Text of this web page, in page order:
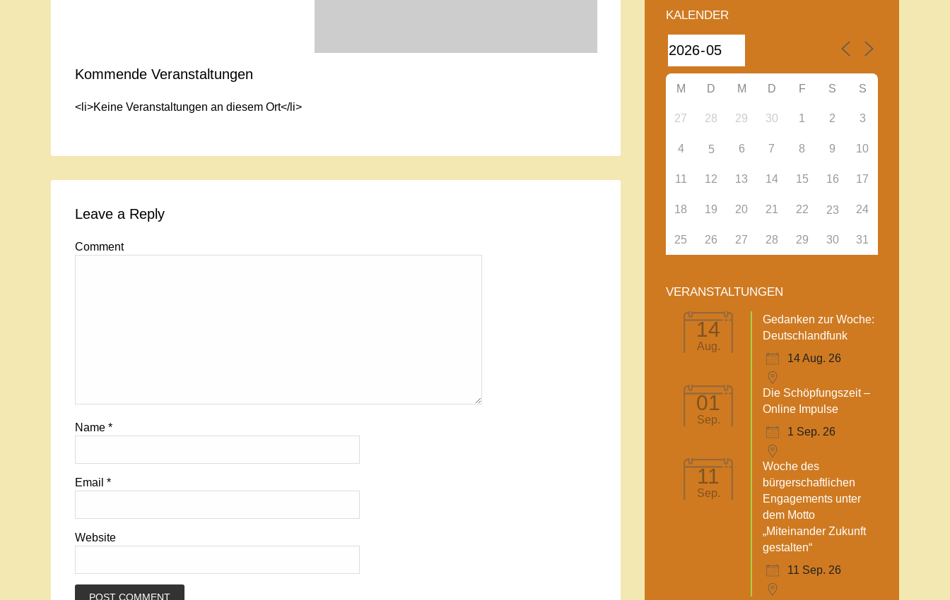
Kommende Veranstaltungen
<li>Keine Veranstaltungen an diesem Ort</li>
Leave a Reply
Comment
Name *
Email *
Website
KALENDER
M D M D F S S
27 28 29 30 1 2 3
4 5 6 7 8 9 10
11 12 13 14 15 16 17
18 19 20 21 22 23 24
25 26 27 28 29 30 31
VERANSTALTUNGEN
14
Aug.
Gedanken zur Woche:
Deutschlandfunk
14 Aug. 26
01
Sep.
Die Schöpfungszeit –
Online Impulse
1 Sep. 26
11
Sep.
Woche des
bürgerschaftlichen
Engagements unter
dem Motto
„Miteinander Zukunft
gestalten“
11 Sep. 26